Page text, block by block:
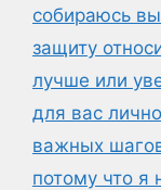
собираюсь
защиту
лучше или
для вас лично
важных
потому что я